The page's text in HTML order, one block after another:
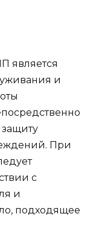
является
и
При
с
и
подходящее